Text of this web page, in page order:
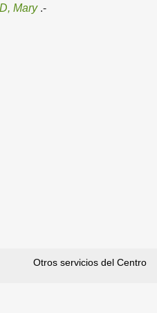
Mary .-
Otros servicios del Centro